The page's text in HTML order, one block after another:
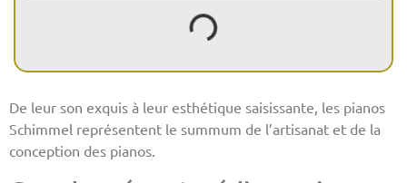
De leur son exquis à leur esthétique saisissante, les pianos
Schimmel représentent le summum de l’artisanat et de la
conception des pianos.